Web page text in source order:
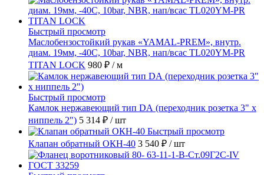
Быстрый просмотр
Маслобензостойкий рукав «YAMAL-PREM», внутр.
диам. 19мм, -40C, 10bar, NBR, нап/всас TL020YM-PR
TITAN LOCK 980 ₽ / м
Быстрый просмотр
Камлок нержавеющий тип DА (переходник розетка 3" х
ниппель 2") 5 314 ₽ / шт
Быстрый просмотр
Клапан обратный ОКН-40 3 540 ₽ / шт